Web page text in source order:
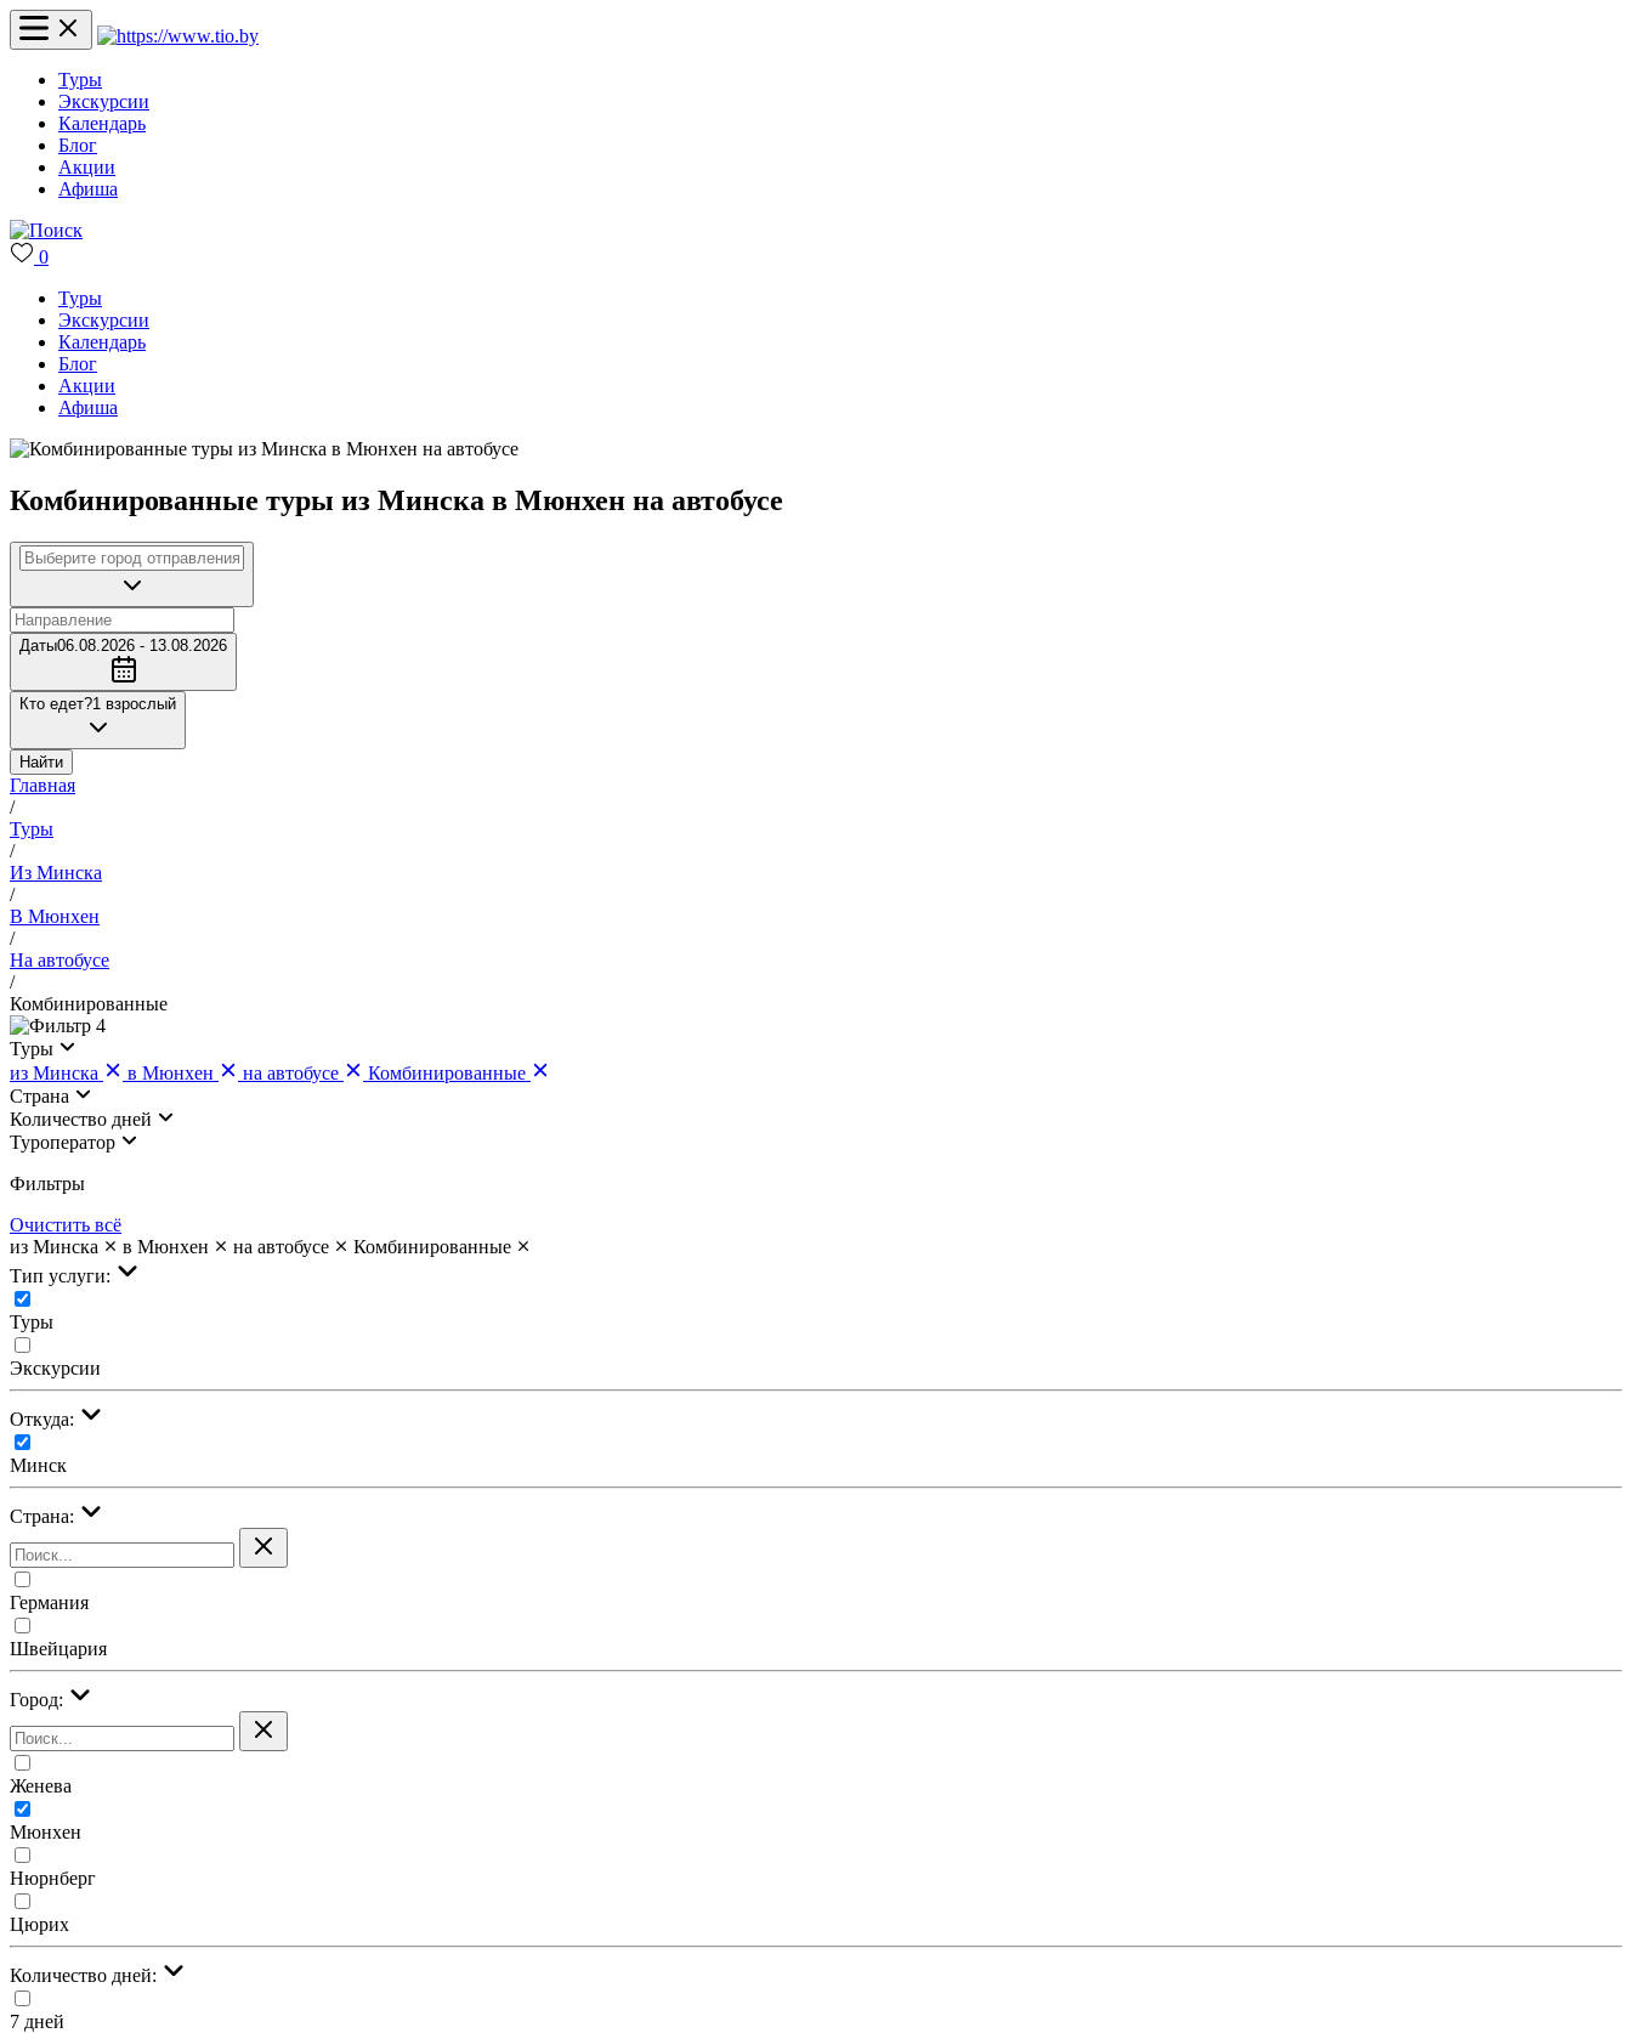
Туры
Экскурсии
Календарь
Блог
Акции
Афиша
0
Туры
Экскурсии
Календарь
Блог
Акции
Афиша
Комбинированные туры из Минска в Мюнхен на автобусе
Даты06.08.2026 - 13.08.2026
Кто едет?1 взрослый
Найти
Главная
/
Туры
/
Из Минска
/
В Мюнхен
/
На автобусе
/
Комбинированные
4
Туры
из Минска
в Мюнхен на автобусе
Комбинированные
Страна
Количество дней
Туроператор
Фильтры
Очистить всё
из Минска
в Мюнхен на автобусе
Комбинированные
Тип услуги:
Туры
Экскурсии
Откуда:
Минск
Страна:
Германия
Швейцария
Город:
Женева
Мюнхен
Нюрнберг
Цюрих
Количество дней:
7 дней